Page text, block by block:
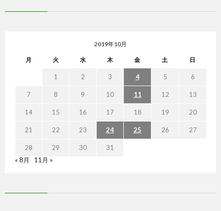
2019年10月
月 火 水 木 金 土 日
1 2 3 4 5 6
7 8 9 10 11 12 13
14 15 16 17 18 19 20
21 22 23 24 25 26 27
28 29 30
31
« 8月
11月 »